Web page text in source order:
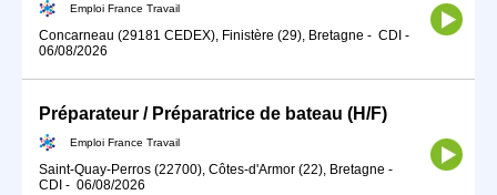
Emploi France Travail
Concarneau (29181 CEDEX), Finistère (29), Bretagne - CDI -
06/08/2026
Préparateur / Préparatrice de bateau (H/F)
Emploi France Travail
Saint-Quay-Perros (22700), Côtes-d'Armor (22), Bretagne -
CDI - 06/08/2026